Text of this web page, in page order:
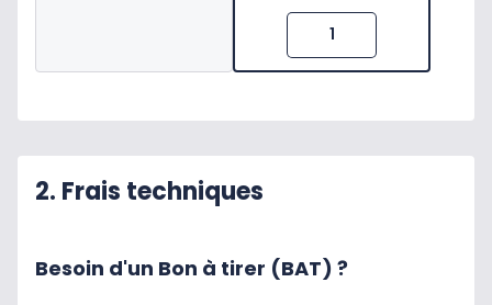
2. Frais techniques
Besoin d'un Bon à tirer (BAT) ?